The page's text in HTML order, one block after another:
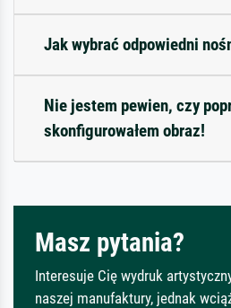
Jak wybrać odpowiedni
Nie jestem pewien, czy
skonfigurowałem obraz!
Masz pytania?
Interesuje Cię wydruk
naszej manufaktury, jednak